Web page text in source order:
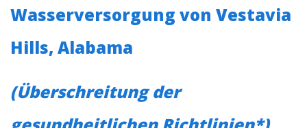
Wasserversorgung von Vestavia
Hills, Alabama
(Überschreitung der